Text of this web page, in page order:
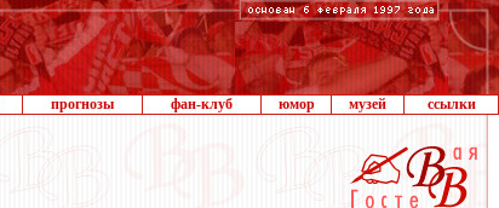
прогнозы фан-клуб юмор музей ссылки